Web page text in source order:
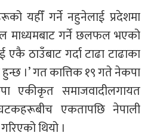
यहीँ गर्ने नहुनेलाई प्रदेशमा
माध्यमबाट गर्ने छलफल भएको
ठाउँबाट गर्दा टाढा टाढाका
हुन्छ ।’ गत कात्तिक १९ गते नेकपा
एकीकृत समाजवादीलगायत
एकतापछि नेपाली
थियो ।